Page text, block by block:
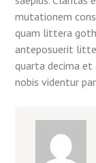
mutationem
quam littera
anteposuerit
quarta decima et
nobis videntur